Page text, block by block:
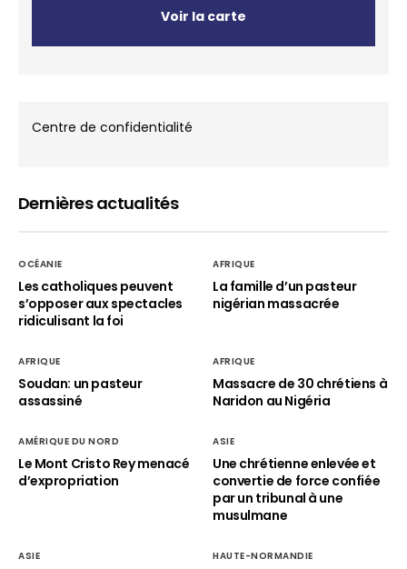
Voir la carte
Centre de confidentialité
Dernières actualités
OCÉANIE
Les catholiques peuvent
s’opposer aux spectacles
ridiculisant la foi
AFRIQUE
La famille d’un pasteur
nigérian massacrée
AFRIQUE
Soudan: un pasteur
assassiné
AFRIQUE
Massacre de 30 chrétiens à
Naridon au Nigéria
AMÉRIQUE DU NORD
Le Mont Cristo Rey menacé
d’expropriation
ASIE
Une chrétienne enlevée et
convertie de force confiée
par un tribunal à une
musulmane
ASIE HAUTE-NORMANDIE